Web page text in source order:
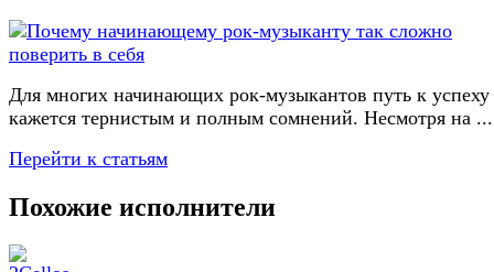
Для многих начинающих рок-музыкантов путь к успеху
кажется тернистым и полным сомнений. Несмотря на ...
Перейти к статьям
Похожие исполнители